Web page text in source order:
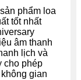
phẩm loa
tốt nhất
âm thanh
lịch và
cho phép
gian